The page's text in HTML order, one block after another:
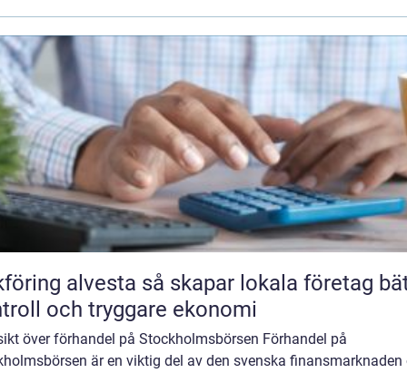
så skapar lokala företag bättre
och tryggare ekonomi
över förhandel på Stockholmsbörsen Förhandel på
är en viktig del av den svenska finansmarknaden